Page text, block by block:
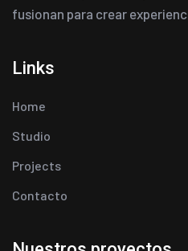
fusionan para crear
Links
Home
Studio
Projects
Contacto